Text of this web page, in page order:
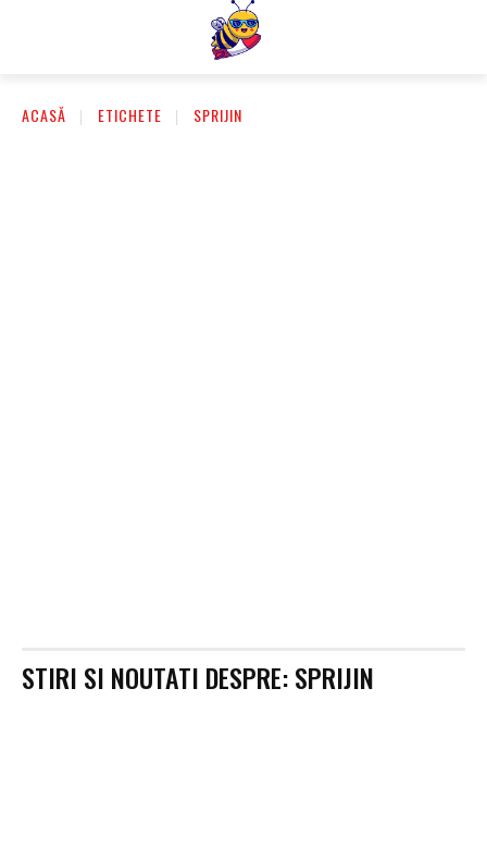
ACASĂ ETICHETE SPRIJIN
STIRI SI NOUTATI DESPRE:SPRIJIN